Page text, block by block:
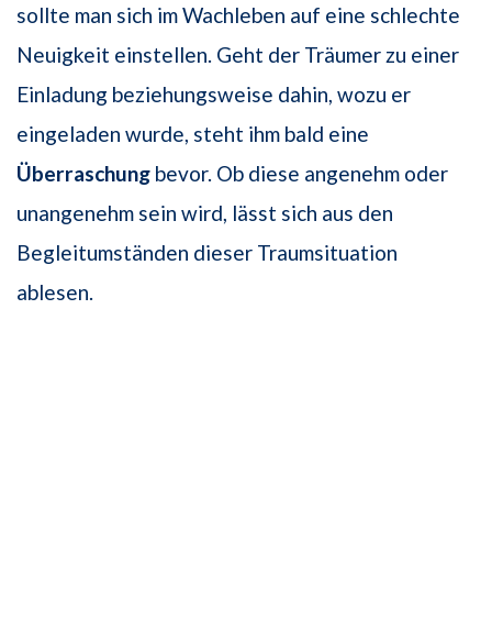
sollte man sich im Wachleben auf eine schlechte
Neuigkeit einstellen. Geht der Träumer zu einer
Einladung beziehungsweise dahin, wozu er
eingeladen wurde, steht ihm bald eine
Überraschung bevor. Ob diese angenehm oder
unangenehm sein wird, lässt sich aus den
Begleitumständen dieser Traumsituation
ablesen.